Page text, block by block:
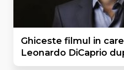
Ghiceste filmul in
Leonardo DiCaprio